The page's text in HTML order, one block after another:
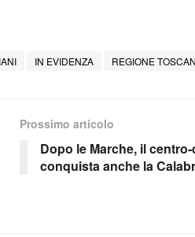
IN EVIDENZA REGIONE
Prossimo articolo
Dopo le Marche, il
conquista anche la